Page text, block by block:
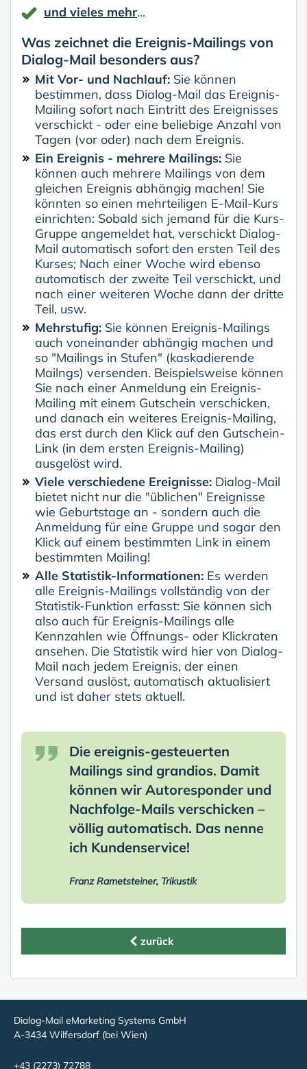
und vieles mehr...
Was zeichnet die Ereignis-Mailings von
Dialog-Mail besonders aus?
Mit Vor- und Nachlauf: Sie können
bestimmen, dass Dialog-Mail das Ereignis-
Mailing sofort nach Eintritt des Ereignisses
verschickt - oder eine beliebige Anzahl von
Tagen (vor oder) nach dem Ereignis.
Ein Ereignis - mehrere Mailings: Sie
können auch mehrere Mailings von dem
gleichen Ereignis abhängig machen! Sie
könnten so einen mehrteiligen E-Mail-Kurs
einrichten: Sobald sich jemand für die Kurs-
Gruppe angemeldet hat, verschickt Dialog-
Mail automatisch sofort den ersten Teil des
Kurses; Nach einer Woche wird ebenso
automatisch der zweite Teil verschickt, und
nach einer weiteren Woche dann der dritte
Teil, usw.
Mehrstufig: Sie können Ereignis-Mailings
auch voneinander abhängig machen und
so "Mailings in Stufen" (kaskadierende
Mailngs) versenden. Beispielsweise können
Sie nach einer Anmeldung ein Ereignis-
Mailing mit einem Gutschein verschicken,
und danach ein weiteres Ereignis-Mailing,
das erst durch den Klick auf den Gutschein-
Link (in dem ersten Ereignis-Mailing)
ausgelöst wird.
Viele verschiedene Ereignisse: Dialog-Mail
bietet nicht nur die "üblichen" Ereignisse
wie Geburtstage an - sondern auch die
Anmeldung für eine Gruppe und sogar den
Klick auf einem bestimmten Link in einem
bestimmten Mailing!
Alle Statistik-Informationen: Es werden
alle Ereignis-Mailings vollständig von der
Statistik-Funktion erfasst: Sie können sich
also auch für Ereignis-Mailings alle
Kennzahlen wie Öffnungs- oder Klickraten
ansehen. Die Statistik wird hier von Dialog-
Mail nach jedem Ereignis, der einen
Versand auslöst, automatisch aktualisiert
und ist daher stets aktuell.
Die ereignis-gesteuerten
Mailings sind grandios. Damit
können wir Autoresponder und
Nachfolge-Mails verschicken –
völlig automatisch. Das nenne
ich Kundenservice!
Franz Rametsteiner, Trikustik
zurück
Dialog-Mail eMarketing Systems GmbH
A-3434 Wilfersdorf (bei Wien)
+43 (2273) 72788